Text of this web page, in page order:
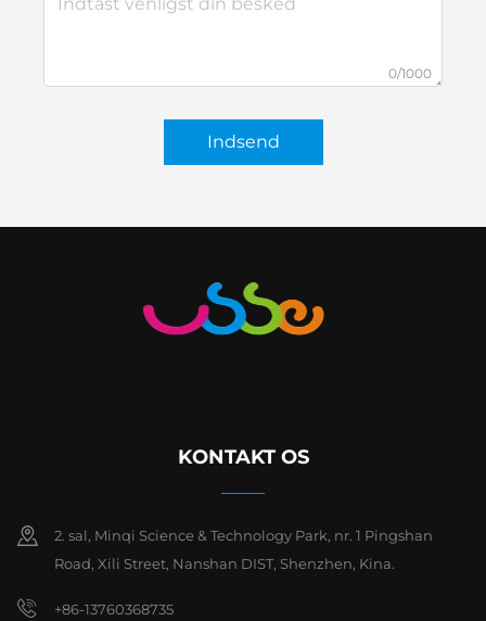
0/1000
Indsend
KONTAKT OS
2. sal, Minqi Science & Technology Park, nr. 1 Pingshan
Road, Xili Street, Nanshan DIST, Shenzhen, Kina.
+86-13760368735